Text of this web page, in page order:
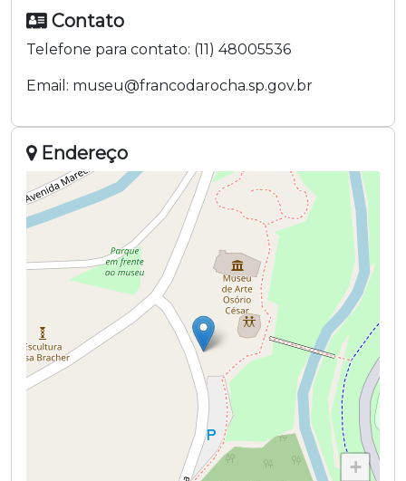
Contato
Telefone para contato: (11) 48005536
Email: museu@francodarocha.sp.gov.br
Endereço
+